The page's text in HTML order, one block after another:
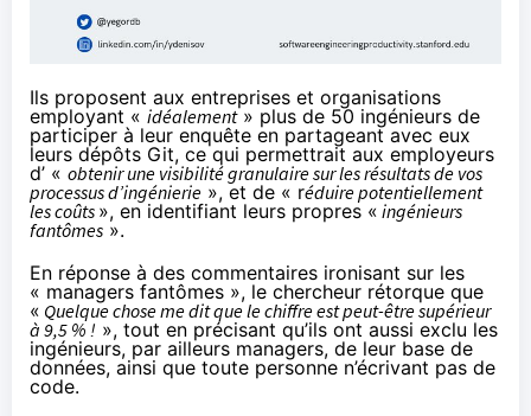
Ils proposent aux entreprises et organisations
employant « idéalement» plus de 50 ingénieurs de
participer à leur enquête en partageant avec eux
leurs dépôts Git, ce qui permettrait aux employeurs
d’ « obtenir une visibilité granulaire sur les résultats de vos
processus d’ingénierie », et de « réduire potentiellement
les coûts », en identifiant leurs propres « ingénieurs
fantômes ».
En réponse à des commentaires ironisant sur les
« managers fantômes », le chercheur rétorque que
« Quelque chose me dit que le chiffre est peut-être supérieur
à 9,5 % ! », tout en précisant qu’ils ont aussi exclu les
ingénieurs, par ailleurs managers, de leur base de
données, ainsi que toute personne n’écrivant pas de
code.